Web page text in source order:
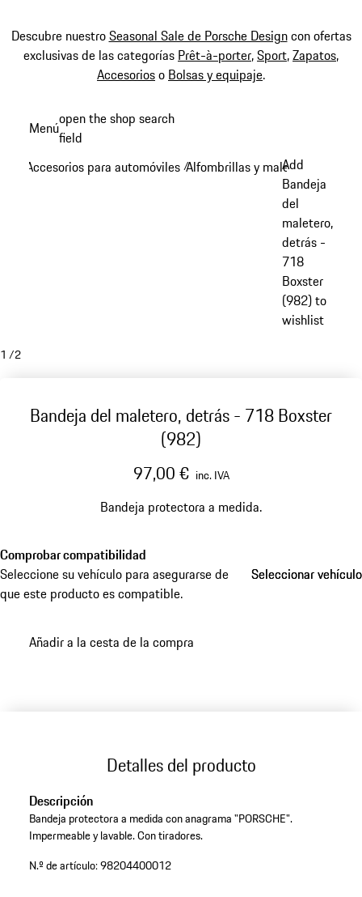
Descubre nuestroSeasonal Sale de Porsche Designcon ofertas
exclusivas de las categorías Prêt-à-porter,Sport,Zapatos,
Accesorioso Bolsas y equipaje.
principal
Menúopen the shop search
field
Accesorios para automóviles /Alfombrillas y maletero
Add
Bandeja
del
maletero,
detrás -
718
Boxster
(982) to
wishlist
1 /2
Bandeja del maletero, detrás - 718 Boxster
(982)
97,00 € inc. IVA
Bandeja protectora a medida.
Comprobar compatibilidad
Seleccione su vehículo para asegurarse de
que este producto es compatible.
Seleccionar vehículo
Seleccionar vehículo
Añadir a la cesta de la compra
Detalles del producto
Descripción
Bandeja protectora a medida con anagrama "PORSCHE".
Impermeable y lavable. Con tiradores.
N.º de artículo:98204400012